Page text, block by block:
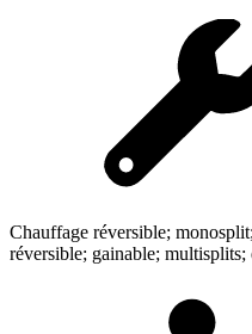
Chauffage réversible;
réversible; gainable;